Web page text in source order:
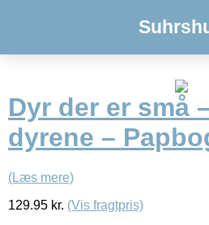
Dyr der er små
dyrene –
(Læs mere)
129.95 kr. (Vis fragtpris)